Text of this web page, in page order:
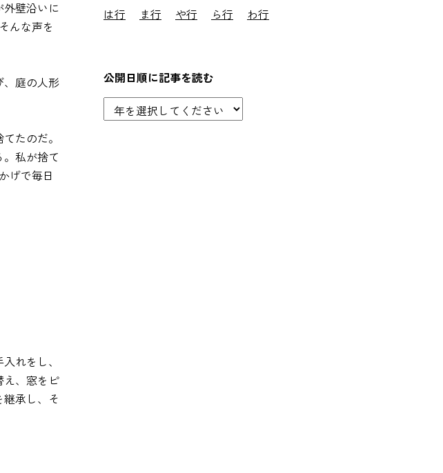
外壁沿いに
んな声を
、庭の人形
たのだ。
私が捨て
げで毎日
れをし、
え、窓をピ
承し、そ
は行
ま行 や行 ら行 わ行
公開日順に記事を読む